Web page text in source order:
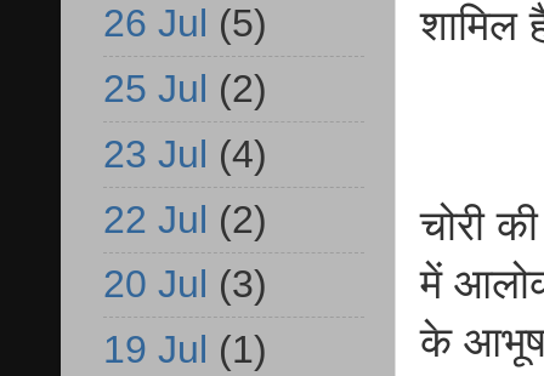
शामिल
चोरी
में
के
26 Jul (5)
25 Jul (2)
23 Jul (4)
22 Jul (2)
20 Jul (3)
19 Jul (1)